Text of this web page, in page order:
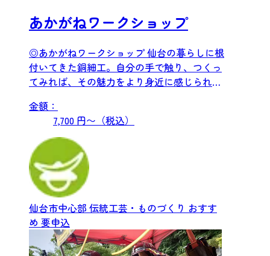
あかがねワークショップ
◎あかがねワークショップ 仙台の暮らしに根
付いてきた銅細工。自分の手で触り、つくっ
てみれば、その魅力をより身近に感じられる
金額：
7,700 円〜（税込）
仙台市中心部 伝統工芸・ものづくり おすす
め 要申込